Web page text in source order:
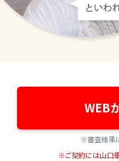
WEB
※審査結果
※ご契約には山口銀